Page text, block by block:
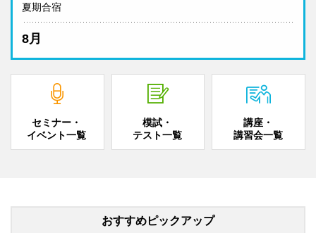
夏期合宿
8月
セミナー・
イベント一覧
模試・
テスト一覧
講座・
講習会一覧
おすすめピックアップ